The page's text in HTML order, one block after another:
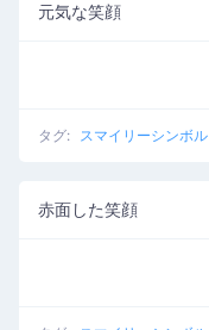
元気な笑顔
タグ: スマイリーシンボル
赤面した笑顔